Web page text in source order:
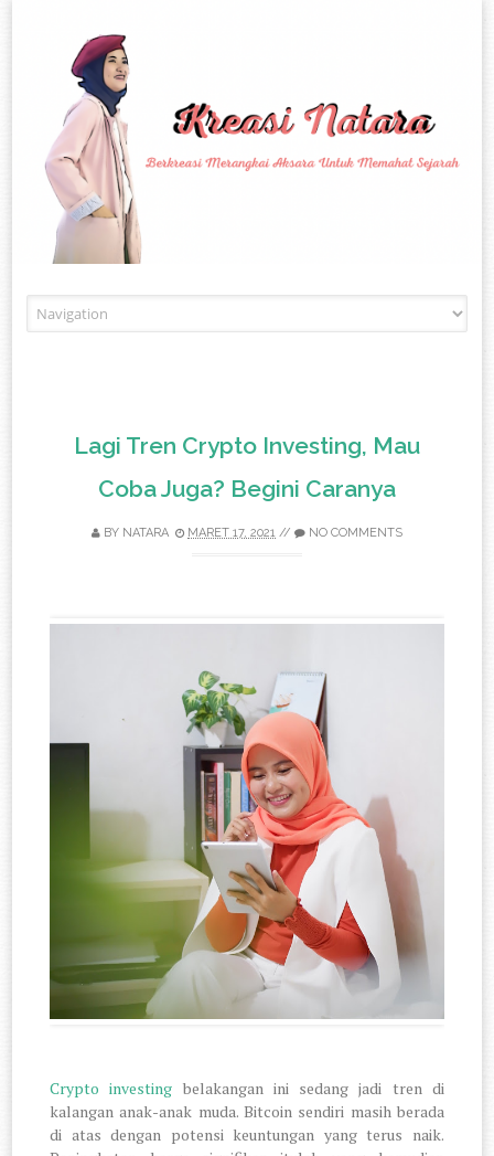
Lagi Tren Crypto Investing, Mau
Coba Juga? Begini Caranya
BY NATARA MARET 17, 2021 // NO COMMENTS
Crypto investing belakangan ini sedang jadi tren di
kalangan anak-anak muda. Bitcoin sendiri masih berada
di atas dengan potensi keuntungan yang terus naik.